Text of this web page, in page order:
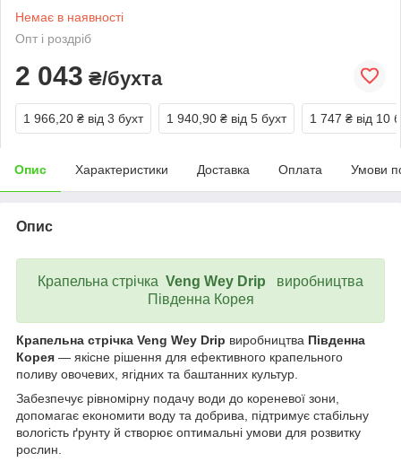
Немає в наявності
Опт і роздріб
2 043 ₴/бухта
1 966,20 ₴ від 3 бухт 1 940,90 ₴ від 5 бухт 1 747 ₴ від 10
Опис Характеристики Доставка Оплата Умови
Опис
Крапельна стрічка Veng Wey Drip виробництва
Південна Корея
Крапельна стрічка Veng Wey Drip виробництва Південна
Корея — якісне рішення для ефективного крапельного
поливу овочевих, ягідних та баштанних культур.
Забезпечує рівномірну подачу води до кореневої зони,
допомагає економити воду та добрива, підтримує стабільну
вологість ґрунту й створює оптимальні умови для розвитку
рослин.